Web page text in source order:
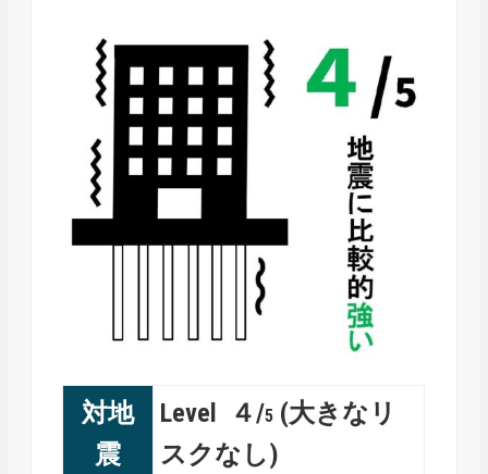
対地
震
Level ４/5 (大きなリ
スクなし)